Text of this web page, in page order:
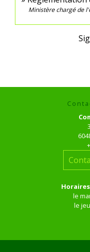
Ministère chargé de
le
le